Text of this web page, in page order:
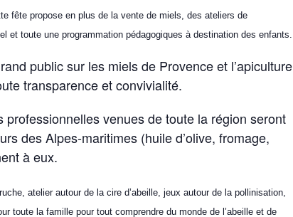
fête propose en plus de la vente de miels, des ateliers de
et toute une programmation pédagogiques à destination des enfants.
public sur les miels de Provence et l’apiculture
transparence et convivialité.
venues de toute la région seront
des Alpes-maritimes (huile d’olive, fromage,
à eux.
atelier autour de la cire d’abeille, jeux autour de la pollinisation,
toute la famille pour tout comprendre du monde de l’abeille et de